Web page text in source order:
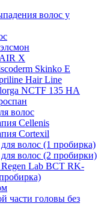
волос у
X
Skinko E
Hair Line
NCTF 135 HA
волос
Cellenis
Cortexil
волос (1 пробирка)
волос (2 пробирки)
Lab BCT RK-
части головы без